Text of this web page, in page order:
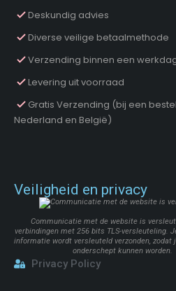
Deskundig advies
Diverse veilige betaalmethode
Verzending binnen een
Levering uit voorraad
Gratis Verzending (bij een
Nederland en België)
Veiligheid en privacy
Communicatie met de website is
verbindingen met 256 bits TLS-versleuteling.
informatie wordt versleuteld verzonden, zodat
onderschept kunnen worden.
Privacy Policy